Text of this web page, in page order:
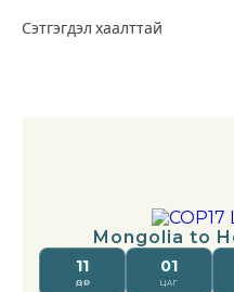
Сэтгэгдэл хаалттай